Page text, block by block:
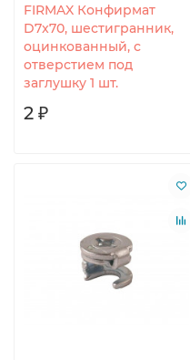
FIRMAX Конфирмат
D7x70, шестигранник,
оцинкованный, с
отверстием под
заглушку 1 шт.
2 ₽